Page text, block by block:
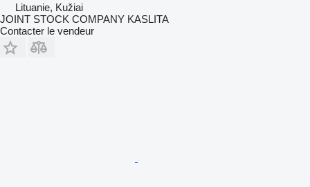
Lituanie, Kužiai
JOINT STOCK COMPANY KASLITA
Contacter le vendeur